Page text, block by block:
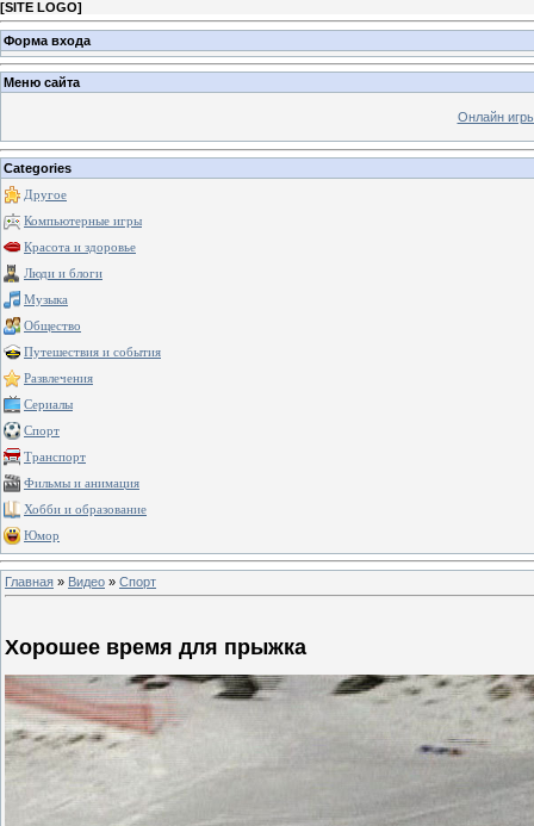
[SITE LOGO]
Форма входа
Меню сайта
Онлайн
Categories
Другое
Компьютерные игры
Красота и здоровье
Люди и блоги
Музыка
Общество
Путешествия и события
Развлечения
Сериалы
Спорт
Транспорт
Фильмы и анимация
Хобби и образование
Юмор
Главная » Видео » Спорт
Хорошее время для прыжка